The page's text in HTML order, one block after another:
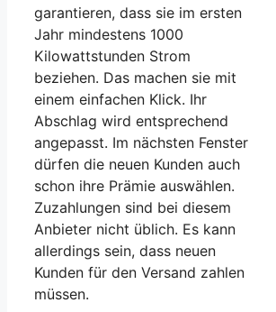
garantieren, dass sie im ersten
Jahr mindestens 1000
Kilowattstunden Strom
beziehen. Das machen sie mit
einem einfachen Klick. Ihr
Abschlag wird entsprechend
angepasst. Im nächsten Fenster
dürfen die neuen Kunden auch
schon ihre Prämie auswählen.
Zuzahlungen sind bei diesem
Anbieter nicht üblich. Es kann
allerdings sein, dass neuen
Kunden für den Versand zahlen
müssen.